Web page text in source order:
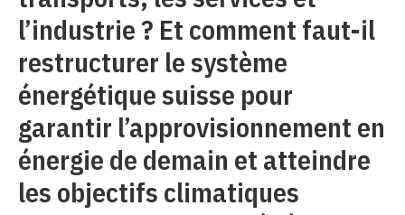
l’industrie ? Et comment faut-il
restructurer le système
énergétique suisse pour
garantir l’approvisionnement en
énergie de demain et atteindre
les objectifs climatiques